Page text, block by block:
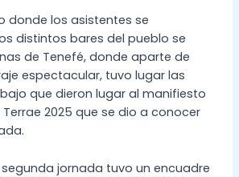
donde los asistentes se
distintos bares del pueblo se
de Tenefé, donde aparte de
espectacular, tuvo lugar las
que dieron lugar al manifiesto
2025 que se dio a conocer
jornada tuvo un encuadre